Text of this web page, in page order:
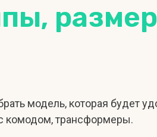
модель, которая будет
комодом, трансформеры.